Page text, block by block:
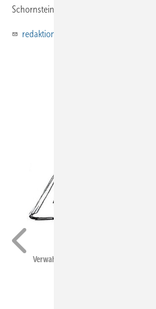
Schornsteinköpfen. Senden Sie Ihre Fotos
redaktion@baumetall.de
Verwahrung mit angesetzten